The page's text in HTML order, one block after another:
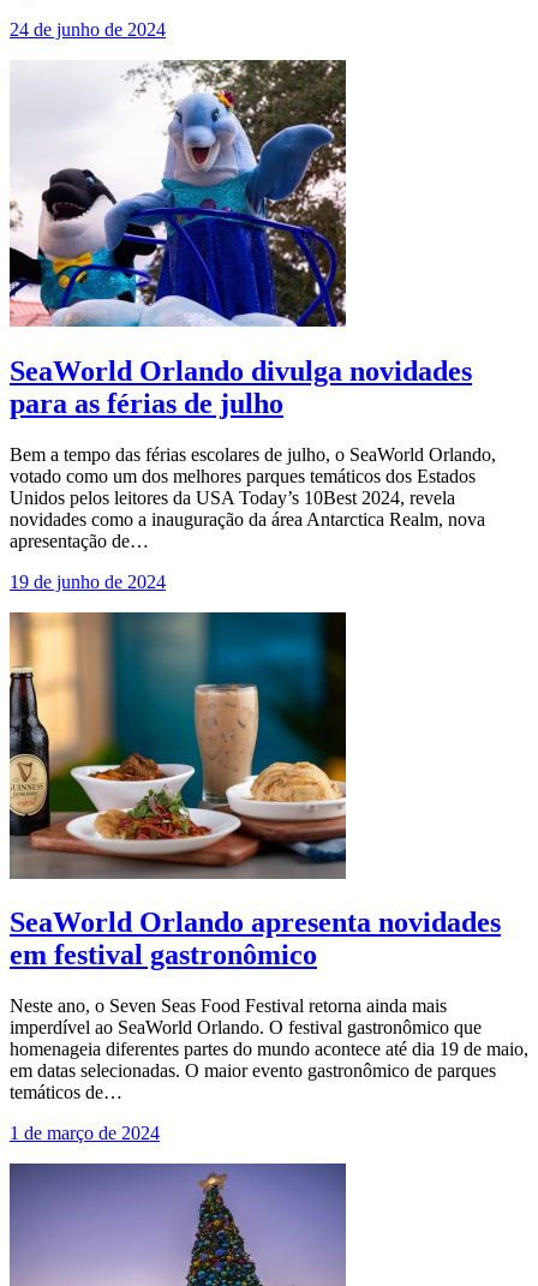
24 de junho de 2024
SeaWorld Orlando divulga novidades
para as férias de julho
Bem a tempo das férias escolares de julho, o SeaWorld Orlando,
votado como um dos melhores parques temáticos dos Estados
Unidos pelos leitores da USA Today’s 10Best 2024, revela
novidades como a inauguração da área Antarctica Realm, nova
apresentação de…
19 de junho de 2024
SeaWorld Orlando apresenta novidades
em festival gastronômico
Neste ano, o Seven Seas Food Festival retorna ainda mais
imperdível ao SeaWorld Orlando. O festival gastronômico que
homenageia diferentes partes do mundo acontece até dia 19 de maio,
em datas selecionadas. O maior evento gastronômico de parques
temáticos de…
1 de março de 2024